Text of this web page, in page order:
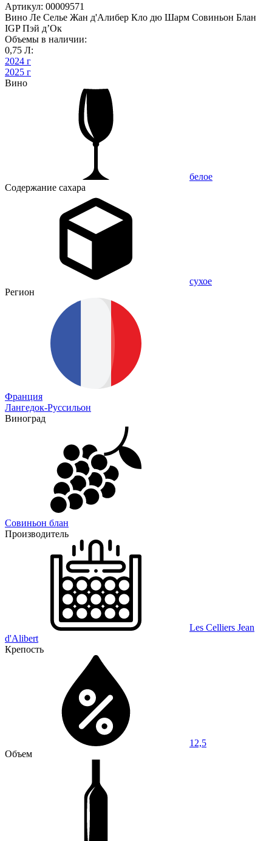
Артикул: 00009571
Вино Ле Селье Жан д'Алибер Кло дю Шарм Совиньон Блан
IGP Пэй д’Ок
Объемы в наличии:
0,75 Л:
2024 г
2025 г
Вино
белое
Содержание сахара
сухое
Регион
Франция
Лангедок-Руссильон
Виноград
Совиньон блан
Производитель
Les Celliers Jean
d'Alibert
Крепость
12,5
Объем